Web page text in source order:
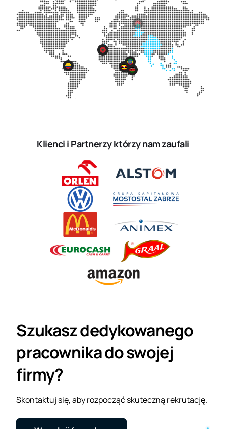
Klienci i Partnerzy którzy nam zaufali
Szukasz dedykowanego
pracownika do swojej
firmy?
Skontaktuj się, aby rozpocząć skuteczną rekrutację.